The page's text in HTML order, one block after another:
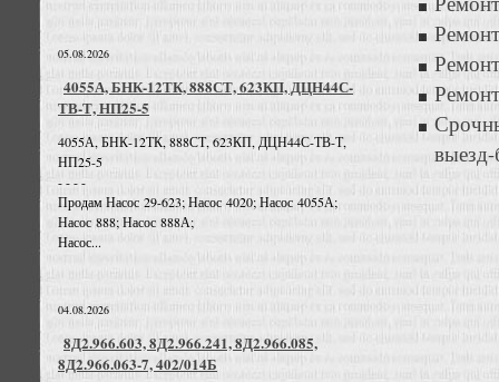
05.08.2026
4055А, БНК-12ТК, 888СТ, 623КП, ДЦН44С-
ТВ-Т, НП25-5
4055А, БНК-12ТК, 888СТ, 623КП, ДЦН44С-ТВ-Т,
НП25-5
- - - -
Продам Насос 29-623; Насос 4020; Насос 4055А;
Насос 888; Насос 888А;
Насос...
04.08.2026
8Д2.966.603, 8Д2.966.241, 8Д2.966.085,
8Д2.966.063-7, 402/014Б